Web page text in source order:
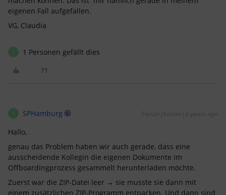
eigenen Fall aufgefallen.
VG, Claudia
1 Personen gefällt dies
SPHamburg Forum|Forum|2 years ago
Hallo,
genau das Problem haben wir auch gerade, dass eine
ausscheidende Kollegin die eigenen Dokumente im
Offboardingprozess gesammelt herunterladen möchte.
Zuerst war die ZIP-Datei leer → sie musste sie dann mit
einem zusätzlichen ZIP-Programm entpacken. Und dann sind